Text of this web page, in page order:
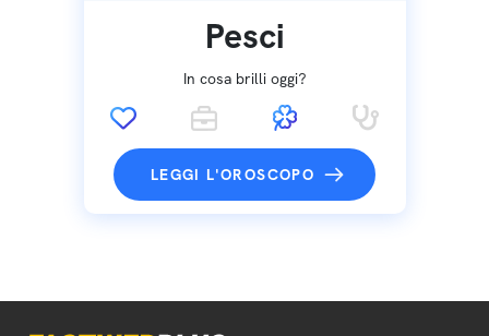
Pesci
In cosa brilli oggi?
LEGGI L'OROSCOPO